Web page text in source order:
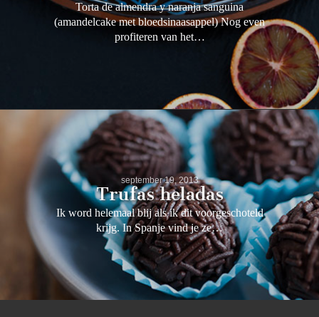
Torta de almendra y naranja sanguina
(amandelcake met bloedsinaasappel) Nog even
profiteren van het…
september 19, 2013
Trufas heladas
Ik word helemaal blij als ik dit voorgeschoteld
krijg. In Spanje vind je ze…